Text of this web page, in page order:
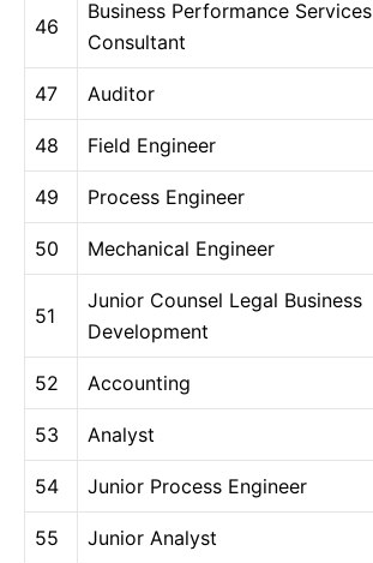
46
Business Performance Services
Consultant
47 Auditor
48 Field Engineer
49 Process Engineer
50 Mechanical Engineer
51
Junior Counsel Legal Business
Development
52 Accounting
53 Analyst
54 Junior Process Engineer
55 Junior Analyst